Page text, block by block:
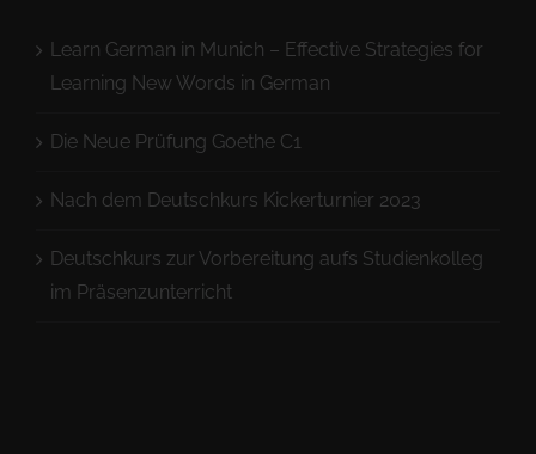
Learn German in Munich – Effective Strategies for
Learning New Words in German
Die Neue Prüfung Goethe C1
Nach dem Deutschkurs Kickerturnier 2023
Deutschkurs zur Vorbereitung aufs Studienkolleg
im Präsenzunterricht